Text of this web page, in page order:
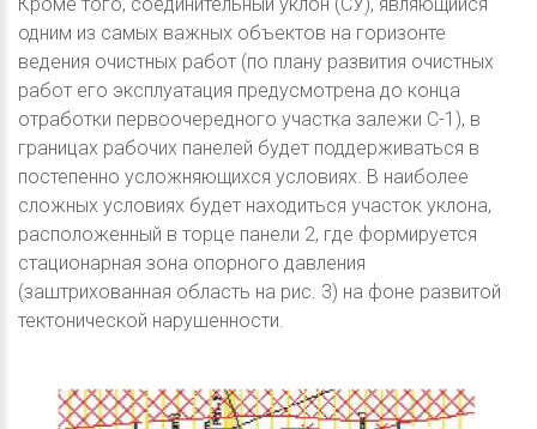
одним из самых важных объектов на горизонте
ведения очистных работ (по плану развития очистных
работ его эксплуатация предусмотрена до конца
отработки первоочередного участка залежи С-1), в
границах рабочих панелей будет поддерживаться в
постепенно усложняющихся условиях. В наиболее
сложных условиях будет находиться участок уклона,
расположенный в торце панели 2, где формируется
стационарная зона опорного давления
(заштрихованная область на рис. 3) на фоне развитой
тектонической нарушенности.